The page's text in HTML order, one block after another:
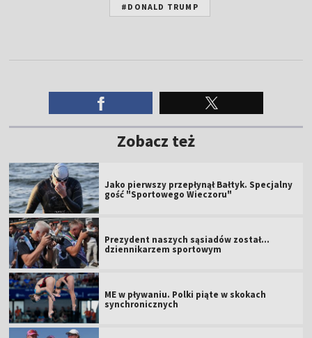
#DONALD TRUMP
Zobacz też
Jako pierwszy przepłynął Bałtyk. Specjalny
gość "Sportowego Wieczoru"
Prezydent naszych sąsiadów został...
dziennikarzem sportowym
ME w pływaniu. Polki piąte w skokach
synchronicznych